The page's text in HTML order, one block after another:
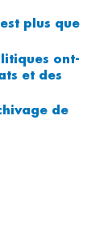
plus que
ont-
et des
de